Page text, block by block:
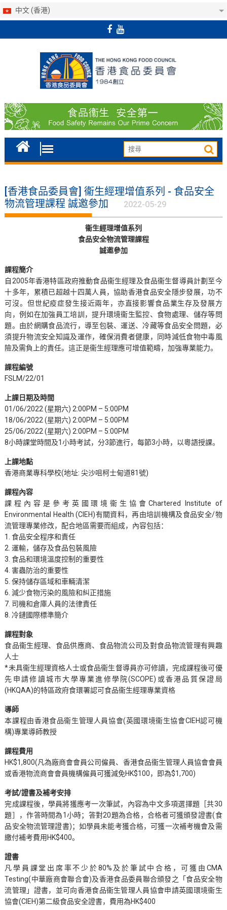
中文 (香港)
[香港食品委員會] 衞生經理增值系列 - 食品安全
物流管理課程 誠邀參加
2022-05-29
衞生經理增值系列
食品安全物流管理課程
誠邀參加
課程簡介
自2005年香港特區政府推動食品衞生經理及食品衞生督導員計劃至今
十多年，累積已超越十四萬人員，協助香港食品安全隱步發展，功不
可沒。但世紀疫症發生接近兩年，亦直接影響食品業生存及發展方
向，例如在加強員工培訓，提升環境衞生監控、食物處理、儲存等問
題。由於網購食品流行，導至包裝、運送、冷藏等食品安全問題，必
須提升物流安全知識及運作，確保消費者健康，同時減低食物中毒風
險及需負上的責任。這正是衞生經理應可增值範疇，加強專業能力。
課程編號
FSLM/22/01
上課日期及時間
01/06/2022 (星期六) 2:00PM – 5:00PM
18/06/2022 (星期六) 2:00PM – 5:00PM
25/06/2022 (星期六) 2:00PM – 5:00PM
8小時課堂時間及1小時考試，分3節進行，每節3小時，以粵語授課。
上課地點
香港商業專科學校(地址: 尖沙咀柯士甸道81號)
課程內容
課程內容是參考英國環境衞生協會Chartered Institute of
Environmental Health (CIEH)有關資料，再由培訓機構及食品安全/物
流管理專業修改，配合地區需要而組成，內容包括：
1. 食品安全程序和責任
2. 運輸，儲存及食品包裝風險
3. 食品和環境溫度控制的重要性
4. 害蟲防治的重要性
5. 保持儲存區域和車輛清潔
6. 減少食物污染的風險和糾正措施
7. 司機和倉庫人員的法律責任
8. 冷鏈國際標準簡介
課程對象
食品衞生經理、食品供應商、食品物流公司及對食品物流管理有興趣
人士
*未具衞生經理資格人士或食品衞生督導員亦可修讀，完成課程後可優
先申請修讀城市大學專業進修學院(SCOPE)或香港品質保證局
(HKQAA)的特區政府食環署認可食品衞生經理專業資格
導師
本課程由香港食品衞生管理人員協會(英國環境衞生協會CIEH認可機
構)專業導師教授
課程費用
HK$1,800(凡為廠商會會員公司僱員、香港食品衞生管理人員協會會員
或香港物流商會會員機構僱員可獲減免HK$100，即為$1,700)
考試/證書及補考安排
完成課程後，學員將獲應考一次筆試，內容為中文多項選擇題［共30
題］，作答時間為1小時；答對20題為合格，合格者可獲頒發證書(食
品安全物流管理證書)；如學員未能考獲合格，可獲一次補考機會及需
繳付補考費用HK$400。
證書
凡學員課堂出席率不少於80%及於筆試中合格，可獲由CMA
Testing(中華廠商會聯合會)及香港食品委員聯合頒發之「食品安全物
流管理」證書，並可向香港食品衞生管理人員協會申請英國環境衞生
協會(CIEH)第二級食品安全證書，費用為HK$400